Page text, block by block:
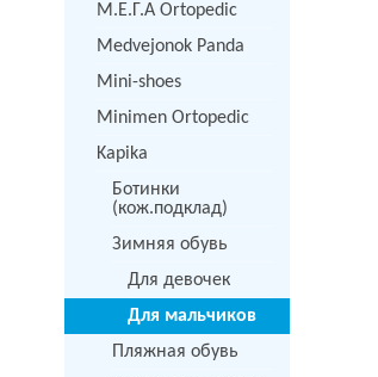
M.Е.Г.А Ortopedic
Medvejonok Panda
Mini-shoes
Minimen Ortopedic
Kapika
Ботинки
(кож.подклад)
Зимняя обувь
Для девочек
Для мальчиков
Пляжная обувь